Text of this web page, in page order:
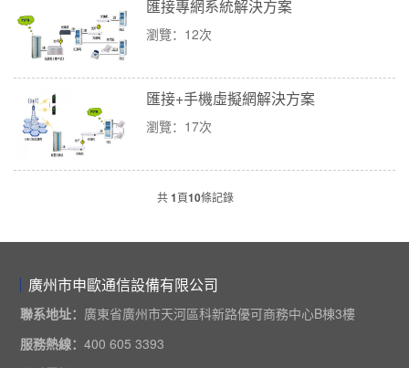
匯接專網系統解決方案
瀏覽：12次
匯接+手機虛擬網解決方案
瀏覽：17次
共1頁10條記錄
廣州市申歐通信設備有限公司
聯系地址： 廣東省廣州市天河區科新路優可商務中心B棟3樓
服務熱線： 400 605 3393